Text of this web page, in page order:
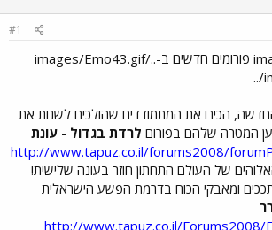
#1
../images/Emo41.gif פורומים חדשים ב-../images/Emo43.gif
../
הכירו את המתמודדים שהולכים לשנות את
המטרה שלהם בפורום לרדת בגדול - עונת
http://www.tapuz.co.il/forums2008/
של העולם התחתון חוזר בעונה שלישית!
ומאבקי הכוח בדרמת הפשע הישראלית
http://www.tapuz.co.il/Forums2008/